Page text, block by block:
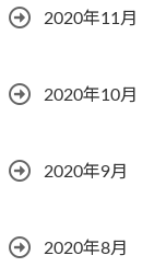
2020年11月
2020年10月
2020年9月
2020年8月